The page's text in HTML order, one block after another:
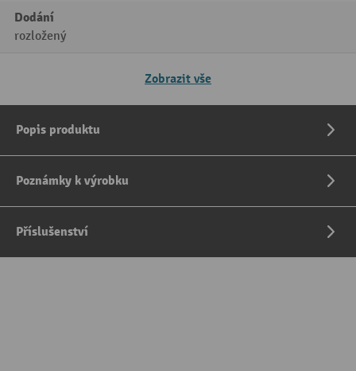
Dodání
rozložený
Zobrazit vše
Popis produktu
Poznámky k výrobku
Příslušenství